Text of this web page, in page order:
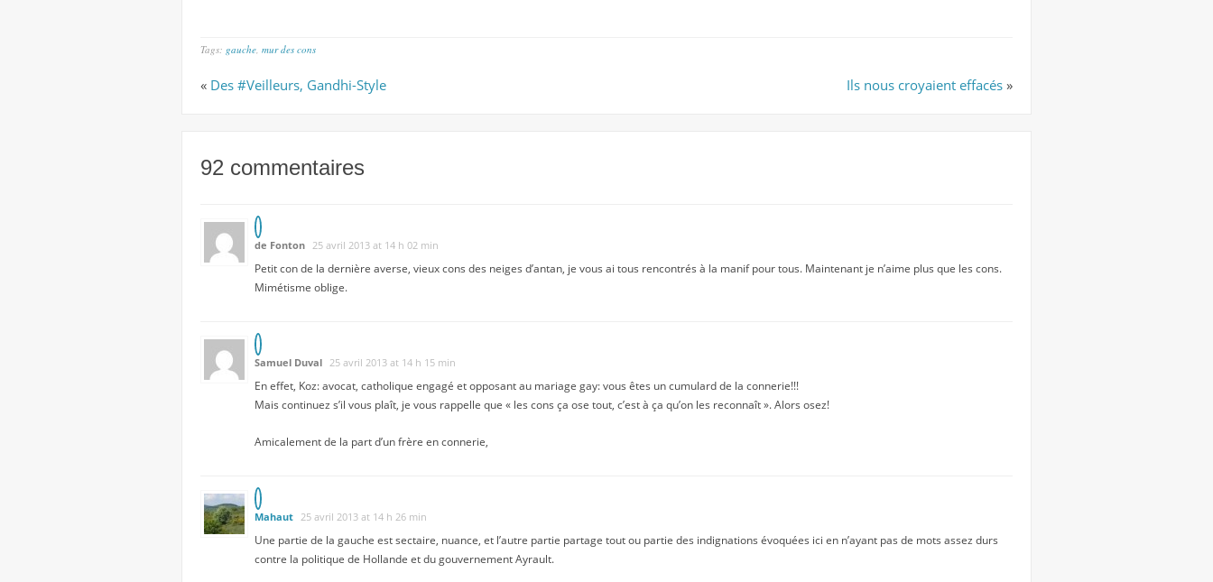
Tags: gauche, mur des cons
« Des #Veilleurs, Gandhi-Style Ils nous croyaient effacés »
92 commentaires
de Fonton 25 avril 2013 at 14 h 02 min
Petit con de la dernière averse, vieux cons des neiges d’antan, je vous ai tous rencontrés à la manif pour tous. Maintenant je n’aime plus que les cons.
Mimétisme oblige.
Samuel Duval 25 avril 2013 at 14 h 15 min
En effet, Koz: avocat, catholique engagé et opposant au mariage gay: vous êtes un cumulard de la connerie!!!
Mais continuez s’il vous plaît, je vous rappelle que « les cons ça ose tout, c’est à ça qu’on les reconnaît ». Alors osez!
Amicalement de la part d’un frère en connerie,
Mahaut 25 avril 2013 at 14 h 26 min
Une partie de la gauche est sectaire, nuance, et l’autre partie partage tout ou partie des indignations évoquées ici en n’ayant pas de mots assez durs
contre la politique de Hollande et du gouvernement Ayrault.